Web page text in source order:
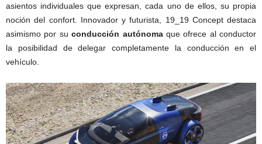
asientos individuales que expresan, cada uno de ellos, su propia
noción del confort. Innovador y futurista, 19_19 Concept destaca
asimismo por suconducción autónomaque ofrece al conductor
la posibilidad de delegar completamente la conducción en el
vehículo.